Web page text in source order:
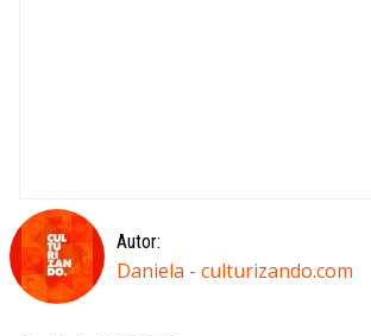
Autor:
Daniela - culturizando.com